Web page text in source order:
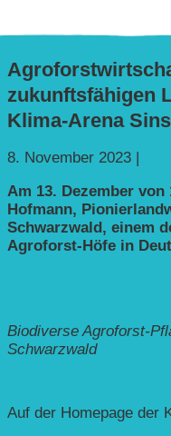
zukunftsfähigen
Klima-Arena
8. November 2023 |
Am 13. Dezember von
Hofmann,
Schwarzwald, einem
Agroforst-Höfe in
Biodiverse Agroforst-
Schwarzwald
Auf der Homepage der